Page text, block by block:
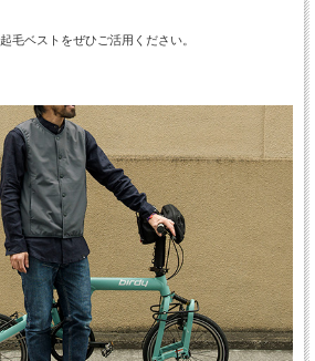
毛ベストをぜひご活用ください。